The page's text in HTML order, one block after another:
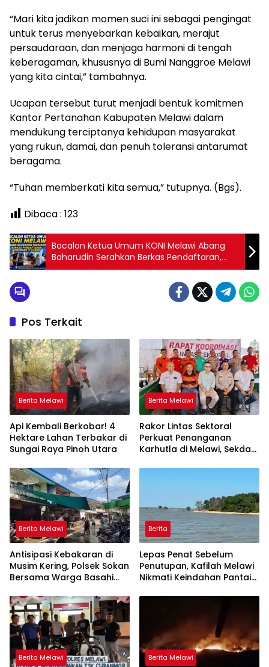
“Mari kita jadikan momen suci ini sebagai pengingat
untuk terus menyebarkan kebaikan, merajut
persaudaraan, dan menjaga harmoni di tengah
keberagaman, khususnya di Bumi Nanggroe Melawi
yang kita cintai,” tambahnya.
Ucapan tersebut turut menjadi bentuk komitmen
Kantor Pertanahan Kabupaten Melawi dalam
mendukung terciptanya kehidupan masyarakat
yang rukun, damai, dan penuh toleransi antarumat
beragama.
“Tuhan memberkati kita semua,” tutupnya. (Bgs).
Dibaca : 123
Bacalon Ketua Umum KONI Melawi Abang
Baharudin Serahkan Berkas Pendaftaran,
Didukung 17 Cabor
Pos Terkait
Berita Melawi
Api Kembali Berkobar! 4
Hektare Lahan Terbakar di
Sungai Raya Pinoh Utara
Berita Melawi
Rakor Lintas Sektoral
Perkuat Penanganan
Karhutla di Melawi, Sekda
Tingkatkan Kewaspadaan
Berita Melawi
Antisipasi Kebakaran di
Musim Kering, Polsek Sokan
Bersama Warga Basahi
Berita
Lepas Penat Sebelum
Penutupan, Kafilah Melawi
Nikmati Keindahan Pantai
Berita Melawi Berita Melawi